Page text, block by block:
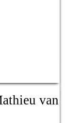
van